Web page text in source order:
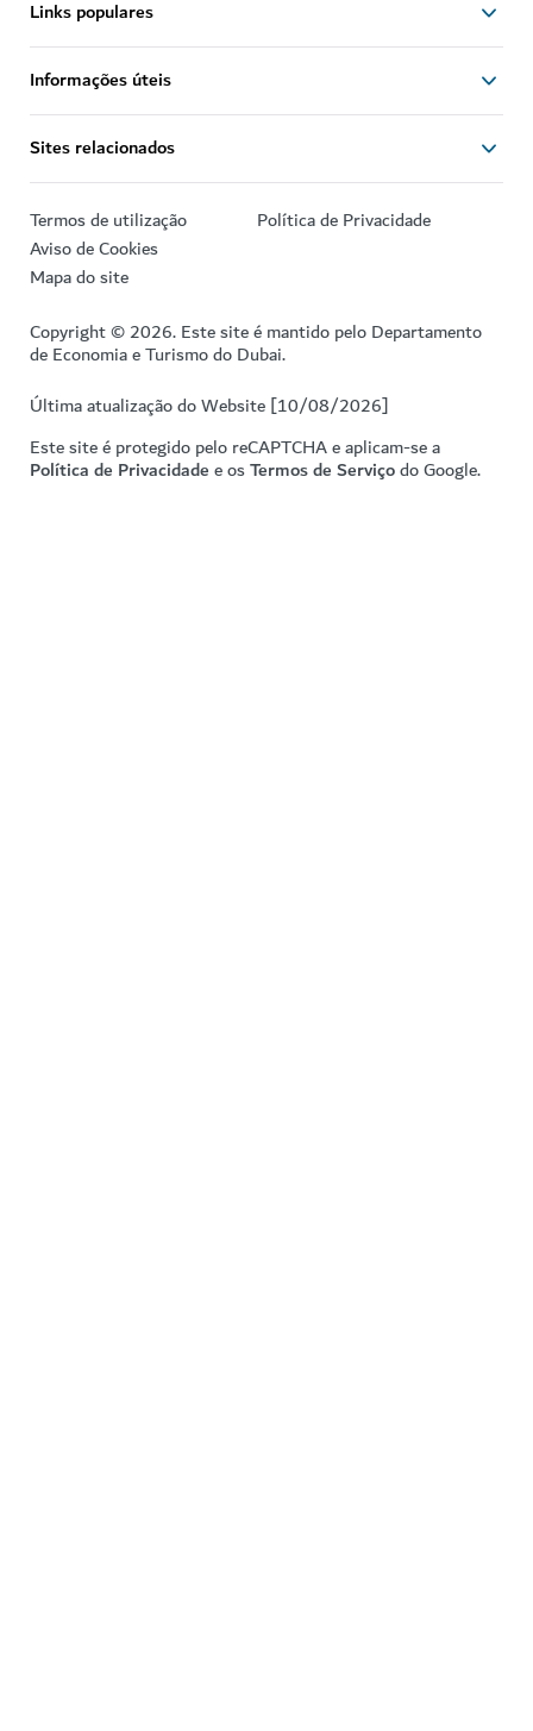
Links populares
Informações úteis
Sites relacionados
Termos de utilização
Política de Privacidade
Aviso de Cookies
Mapa do site
Copyright © 2026. Este site é mantido pelo Departamento
de Economia e Turismo do Dubai.
Última atualização do Website [10/08/2026]
Este site é protegido pelo reCAPTCHA e aplicam-se a
Política de Privacidadee osTermos de Serviçodo Google.